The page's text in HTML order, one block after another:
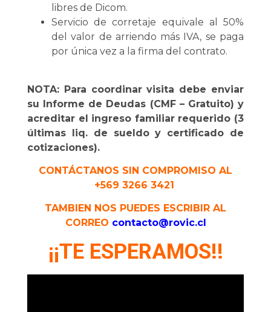
libres de Dicom.
Servicio de corretaje equivale al 50%
del valor de arriendo más IVA, se paga
por única vez a la firma del contrato.
NOTA: Para coordinar visita debe enviar
su Informe de Deudas (CMF – Gratuito) y
acreditar el ingreso familiar requerido (3
últimas liq. de sueldo y certificado de
cotizaciones).
CONTÁCTANOS SIN COMPROMISO AL
+569 3266 3421
TAMBIEN NOS PUEDES ESCRIBIR AL
CORREO contacto@rovic.cl
¡¡TE ESPERAMOS!!